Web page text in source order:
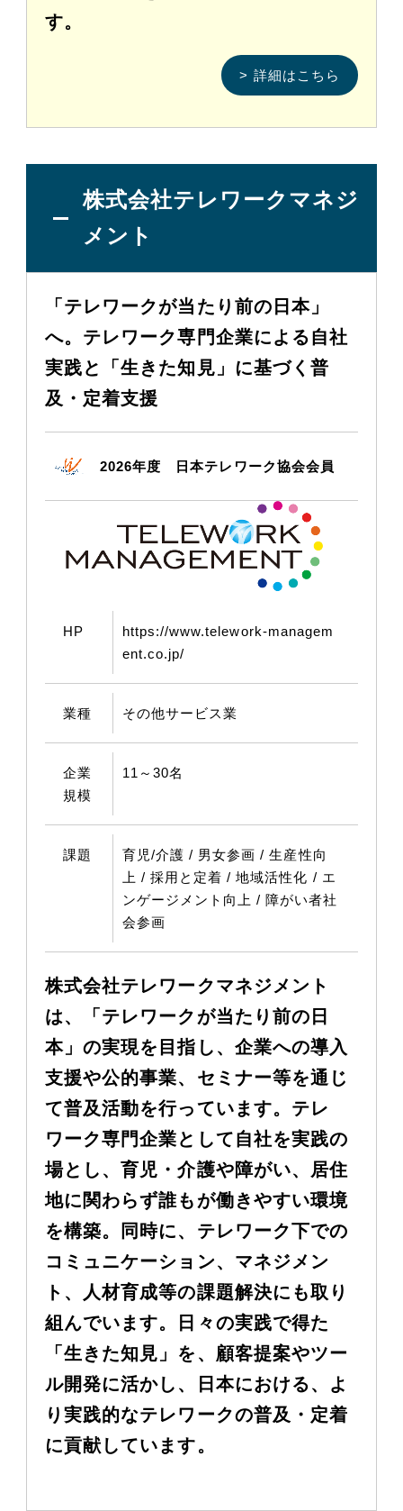
す。
> 詳細はこちら
株式会社テレワークマネジ
メント
「テレワークが当たり前の日本」
へ。テレワーク専門企業による自社
実践と「生きた知見」に基づく普
及・定着支援
2026年度 日本テレワーク協会会員
HP
https://www.telework-managem
ent.co.jp/
業種 その他サービス業
企業
規模
11～30名
課題
育児/介護 / 男女参画 / 生産性向
上 / 採⽤と定着 / 地域活性化 / エ
ンゲージメント向上 / 障がい者社
会参画
株式会社テレワークマネジメント
は、「テレワークが当たり前の日
本」の実現を目指し、企業への導入
支援や公的事業、セミナー等を通じ
て普及活動を行っています。テレ
ワーク専門企業として自社を実践の
場とし、育児・介護や障がい、居住
地に関わらず誰もが働きやすい環境
を構築。同時に、テレワーク下での
コミュニケーション、マネジメン
ト、人材育成等の課題解決にも取り
組んでいます。日々の実践で得た
「生きた知見」を、顧客提案やツー
ル開発に活かし、日本における、よ
り実践的なテレワークの普及・定着
に貢献しています。